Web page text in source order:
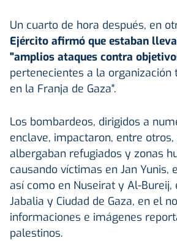
Un cuarto de hora después, en
Ejército afirmó que estaban
"amplios ataques contra
pertenecientes a la
en la Franja de Gaza".
Los bombardeos, dirigidos a
enclave, impactaron, entre
albergaban refugiados y zonas
causando víctimas en Jan Yunis,
así como en Nuseirat y Al-Bureij,
Jabalia y Ciudad de Gaza, en el
informaciones e imágenes
palestinos.